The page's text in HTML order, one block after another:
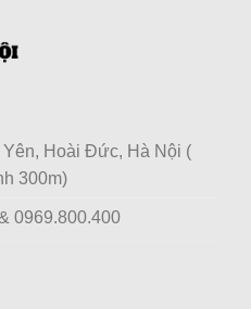
Hoài Đức, Hà Nội (
300m)
0969.800.400